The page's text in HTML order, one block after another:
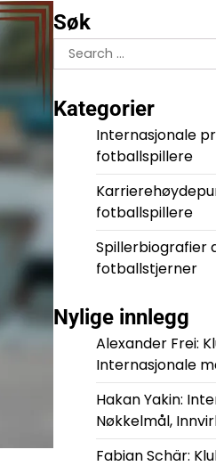
Søk
Search
for:
Kategorier
Internasjonale
fotballspillere
fotballspillere
Spillerbiografier
fotballstjerner
Nylige innlegg
Alexander Frei:
Internasjonale
Hakan Yakin:
Nøkkelmål,
Fabian Schär: